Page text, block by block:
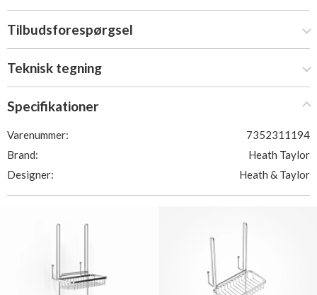
Tilbudsforespørgsel
Teknisk tegning
Specifikationer
Varenummer:
7352311194
Brand:
Heath Taylor
Designer:
Heath & Taylor